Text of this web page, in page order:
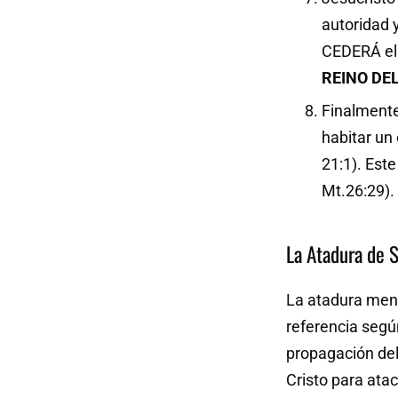
autoridad
CEDERÁ
REINO
habitar un
21:1).
Mt.26:29).
La Atadura de
La atadura
referencia
propagación
Cristo para